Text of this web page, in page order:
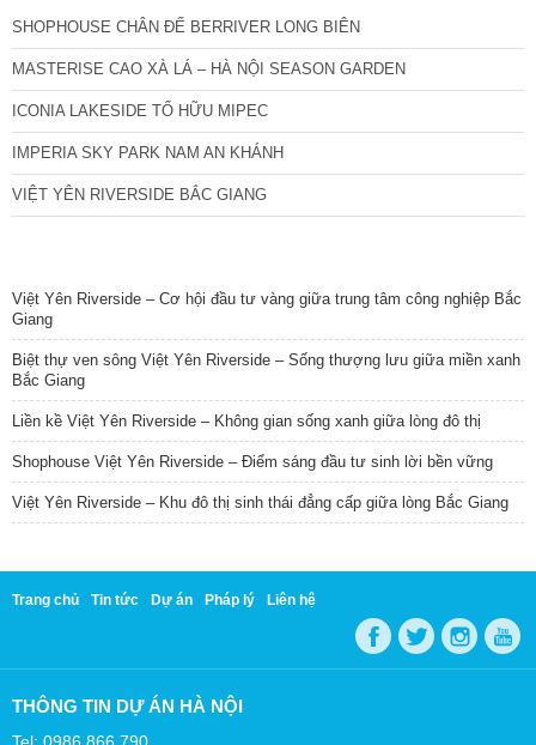
SHOPHOUSE CHÂN ĐẾ BERRIVER LONG BIÊN
MASTERISE CAO XÀ LÁ – HÀ NỘI SEASON GARDEN
ICONIA LAKESIDE TỐ HỮU MIPEC
IMPERIA SKY PARK NAM AN KHÁNH
VIỆT YÊN RIVERSIDE BẮC GIANG
Việt Yên Riverside – Cơ hội đầu tư vàng giữa trung tâm công nghiệp Bắc
Giang
Biệt thự ven sông Việt Yên Riverside – Sống thượng lưu giữa miền xanh
Bắc Giang
Liền kề Việt Yên Riverside – Không gian sống xanh giữa lòng đô thị
Shophouse Việt Yên Riverside – Điểm sáng đầu tư sinh lời bền vững
Việt Yên Riverside – Khu đô thị sinh thái đẳng cấp giữa lòng Bắc Giang
Trang chủ Tin tức Dự án Pháp lý Liên hệ
THÔNG TIN DỰ ÁN HÀ NỘI